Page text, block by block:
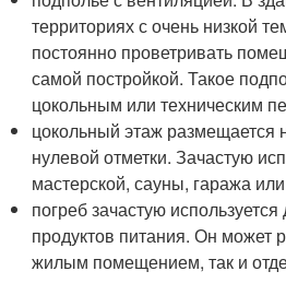
территориях с очень низкой
постоянно проветривать
самой постройкой. Такое
цокольным или техническим
цокольный этаж размещается
нулевой отметки. Зачастую
мастерской, сауны, гаража
погреб зачастую
продуктов питания. Он может
жилым помещением, так и